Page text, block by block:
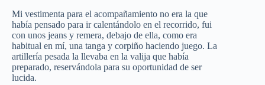
Mi vestimenta para el acompañamiento no era la que
había pensado para ir calentándolo en el recorrido, fui
con unos jeans y remera, debajo de ella, como era
habitual en mí, una tanga y corpiño haciendo juego. La
artillería pesada la llevaba en la valija que había
preparado, reservándola para su oportunidad de ser
lucida.